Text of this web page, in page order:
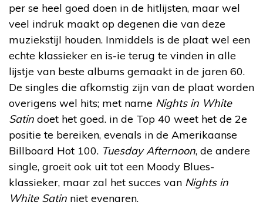
per se heel goed doen in de hitlijsten, maar wel
veel indruk maakt op degenen die van deze
muziekstijl houden. Inmiddels is de plaat wel een
echte klassieker en is-ie terug te vinden in alle
lijstje van beste albums gemaakt in de jaren 60.
De singles die afkomstig zijn van de plaat worden
overigens wel hits; met name Nights in White
Satin doet het goed. in de Top 40 weet het de 2e
positie te bereiken, evenals in de Amerikaanse
Billboard Hot 100. Tuesday Afternoon, de andere
single, groeit ook uit tot een Moody Blues-
klassieker, maar zal het succes van Nights in
White Satin niet evenaren.